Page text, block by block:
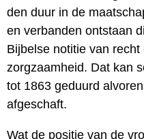
den duur in de
en verbanden ontstaan
Bijbelse notitie van
zorgzaamheid. Dat kan
tot 1863 geduurd
afgeschaft.
Wat de positie van de